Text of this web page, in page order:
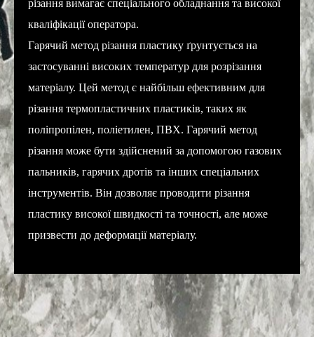
різання вимагає спеціального обладнання та високої
кваліфікації оператора.
Гарячий метод різання пластику ґрунтується на
застосуванні високих температур для розрізання
матеріалу. Цей метод є найбільш ефективним для
різання термопластичних пластиків, таких як
поліпропілен, поліетилен, ПВХ. Гарячий метод
різання може бути здійснений за допомогою газових
пальників, гарячих дротів та інших спеціальних
інструментів. Він дозволяє проводити різання
пластику високої швидкості та точності, але може
призвести до деформації матеріалу.